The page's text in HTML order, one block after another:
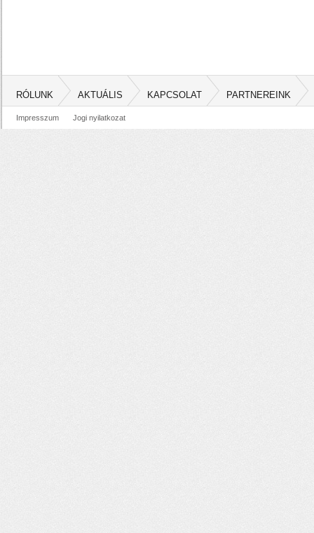
RÓLUNK AKTUÁLIS KAPCSOLAT PARTNEREINK
Impresszum Jogi nyilatkozat